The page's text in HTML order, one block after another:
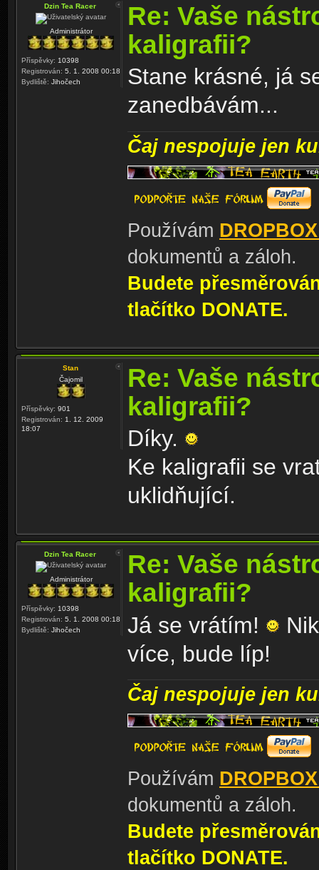
Dzin Tea Racer
Administrátor
Příspěvky: 10398
Registrován: 5. 1. 2008 00:18
Bydliště: Jihočech
Re: Vaše
kaligrafii?
Stane krásné, já
zanedbávám...
Čaj nespojuje jen
Používám
dokumentů a záloh.
Budete
tlačítko DONATE.
Stan
Čajomil
Příspěvky: 901
Registrován: 1. 12. 2009
18:07
Re: Vaše
kaligrafii?
Díky.
Ke kaligrafii se
uklidňující.
Dzin Tea Racer
Administrátor
Příspěvky: 10398
Registrován: 5. 1. 2008 00:18
Bydliště: Jihočech
Re: Vaše
kaligrafii?
Já se vrátím!
více, bude líp!
Čaj nespojuje jen
Používám
dokumentů a záloh.
Budete
tlačítko DONATE.